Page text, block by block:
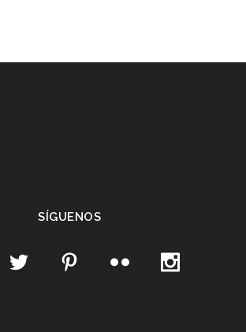
SÍGUENOS